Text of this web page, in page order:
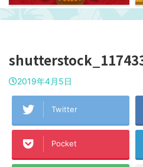
2019年4月5日
Twitter
Pocket